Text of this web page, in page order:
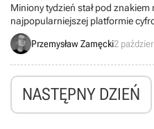
Miniony tydzień stał pod
najpopularniejszej platformie
Duty: WWII to tylko dwie z nich.
się Playerunknown's
Przemysław Zamęcki2
NASTĘPNY DZIEŃ